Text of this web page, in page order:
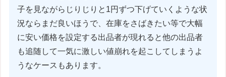
子を見ながらじりじりと1円ずつ下げていくような状
況ならまだ良いほうで、在庫をさばきたい等で大幅
に安い価格を設定する出品者が現れると他の出品者
も追随して一気に激しい値崩れを起こしてしまうよ
うなケースもあります。